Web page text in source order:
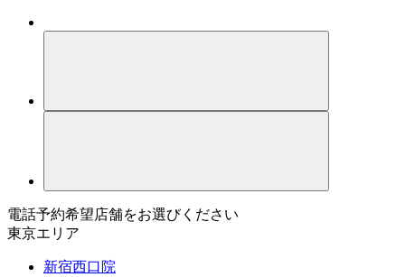
電話予約希望店舗をお選びください
東京エリア
新宿西口院